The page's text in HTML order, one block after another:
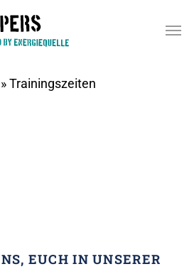
»Trainingszeiten
EUCH IN UNSERER